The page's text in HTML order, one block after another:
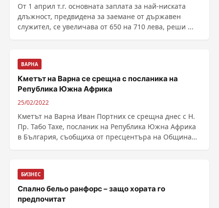
От 1 април т.г. основната заплата за най-ниската
длъжност, предвидена за заемане от държавен
служител, се увеличава от 650 на 710 лева, реши ...
ВАРНА
Кметът на Варна се срещна с посланика на
Република Южна Африка
25/02/2022
Кметът на Варна Иван Портних се срещна днес с Н.
Пр. Табо Тахе, посланик на Република Южна Африка
в България, съобщиха от пресцентъра на Община
БИЗНЕС
Спално бельо ранфорс – защо хората го
предпочитат